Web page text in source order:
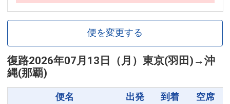
便を変更する
復路2026年07月13日（月） 東京(羽田) →沖
縄(那覇)
便名 出発 到着 空席